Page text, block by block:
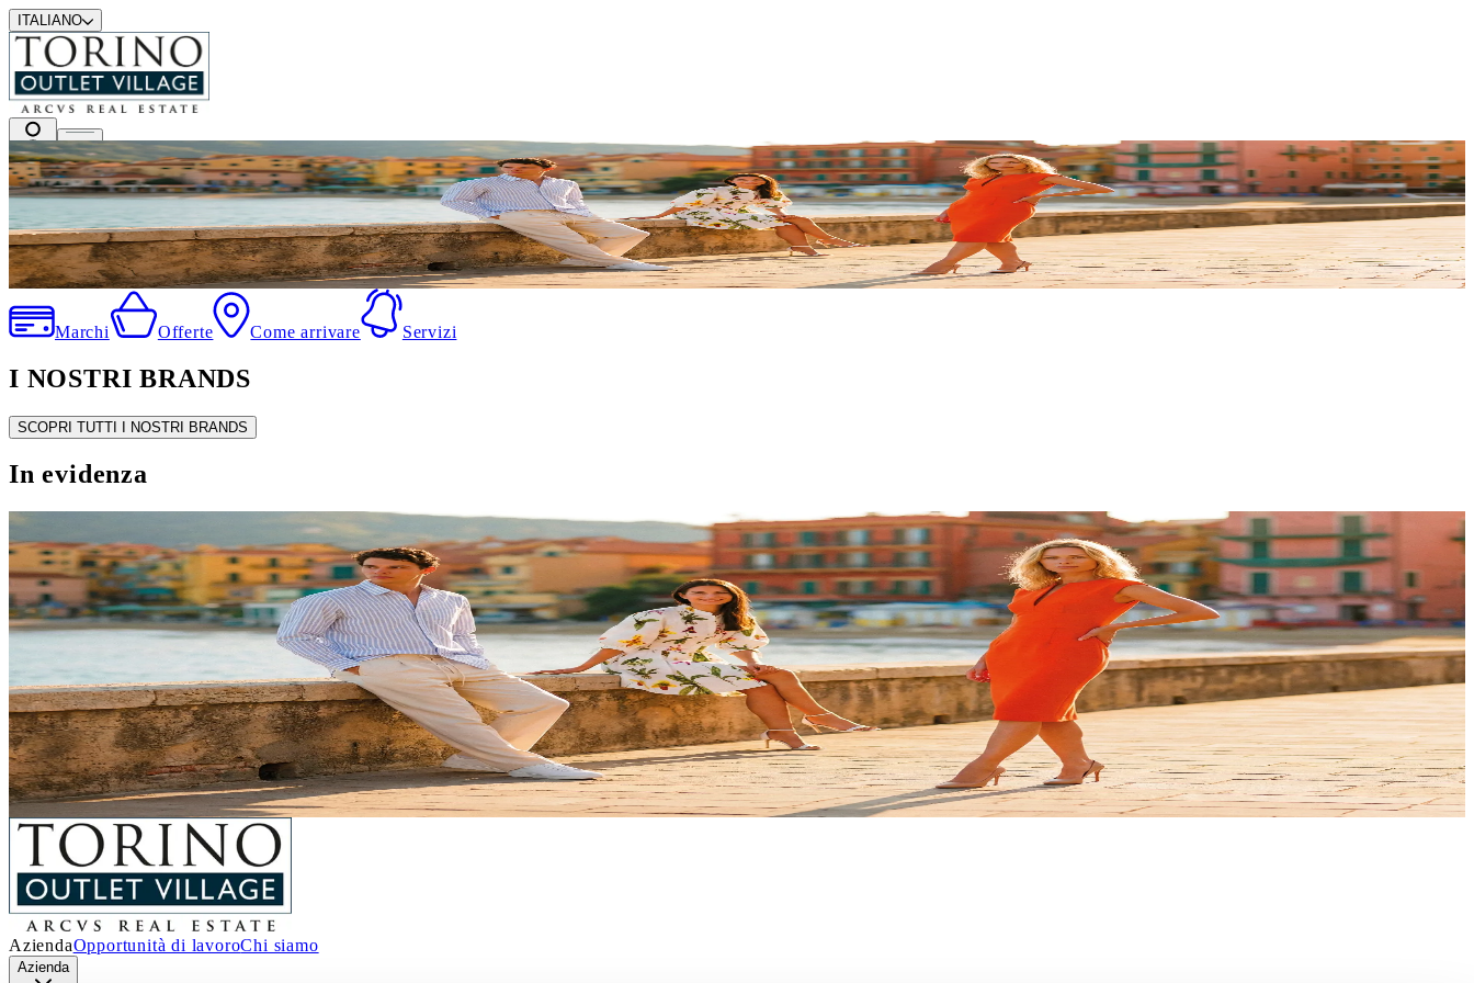
ITALIANO
I migliori marchi a prezzi outlet
.
Marchi Offerte Come arrivare Servizi
I NOSTRI BRANDS
SCOPRI TUTTI I NOSTRI BRANDS
In evidenza
SALDI ESTIVI
Un’estate piena di occasioni!
Dal 4 luglio al 29 agosto, aTorino Outlet Villagearrivano iSaldi Estivi: nei negozi delle migliori firme italiane e internazionali troverai
incredibili sconti sui prezzi outlet.
È il momento giusto per concederti qualcosa in più!Approfitta di questa imperdibile opportunità e lasciati ispirare dai must-have di
stagione.Abbigliamento, accessori, calzature, idee per la casa e tanto altro ti aspetta!
Ti aspettiamo!
Scopri i dettagli
AziendaOpportunità di lavoroChi siamo
Azienda